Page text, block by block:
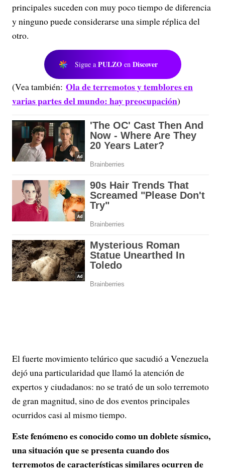
principales suceden con muy poco tiempo de diferencia
y ninguno puede considerarse una simple réplica del
otro.
Sigue a PULZO en Discover
(Vea también: Ola de terremotos y temblores en
varias partes del mundo: hay preocupación)
El fuerte movimiento telúrico que sacudió a Venezuela
dejó una particularidad que llamó la atención de
expertos y ciudadanos: no se trató de un solo terremoto
de gran magnitud, sino de dos eventos principales
ocurridos casi al mismo tiempo.
Este fenómeno es conocido como un doblete sísmico,
una situación que se presenta cuando dos
terremotos de características similares ocurren de